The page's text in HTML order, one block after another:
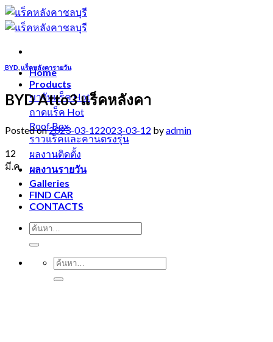
Skip
to
content
Home
Products
ขาจับแร็ค
ถาดแร็ค
Roof Box
ราวแร็คและคานตรงรุ่น
ผลงานติดตั้ง
ผลงานรายวัน
Galleries
FIND CAR
CONTACTS
ฺBYD แร็คหลังคารายวัน
BYD Atto3 แร็คหลังคา
Posted on2023-03-122023-03-12 byadmin
12
มี.ค.